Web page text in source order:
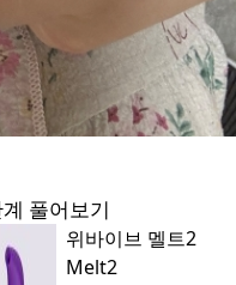
풀어보기
위바이브 멜트2
Melt2